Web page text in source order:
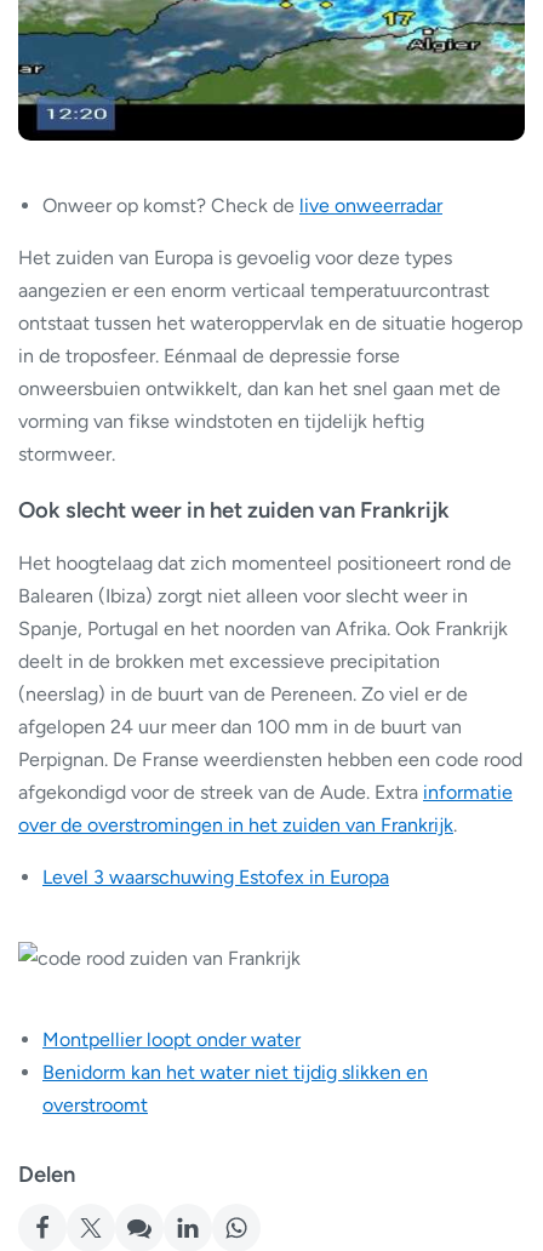
Onweer op komst? Check de live onweerradar
Het zuiden van Europa is gevoelig voor deze types
aangezien er een enorm verticaal temperatuurcontrast
ontstaat tussen het wateroppervlak en de situatie hogerop
in de troposfeer. Eénmaal de depressie forse
onweersbuien ontwikkelt, dan kan het snel gaan met de
vorming van fikse windstoten en tijdelijk heftig
stormweer.
Ook slecht weer in het zuiden van Frankrijk
Het hoogtelaag dat zich momenteel positioneert rond de
Balearen (Ibiza) zorgt niet alleen voor slecht weer in
Spanje, Portugal en het noorden van Afrika. Ook Frankrijk
deelt in de brokken met excessieve precipitation
(neerslag) in de buurt van de Pereneen. Zo viel er de
afgelopen 24 uur meer dan 100 mm in de buurt van
Perpignan. De Franse weerdiensten hebben een code rood
afgekondigd voor de streek van de Aude. Extra informatie
over de overstromingen in het zuiden van Frankrijk.
Level 3 waarschuwing Estofex in Europa
Montpellier loopt onder water
Benidorm kan het water niet tijdig slikken en
overstroomt
Delen